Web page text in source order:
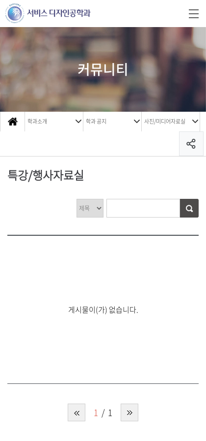
커뮤니티
학과소개 학과 공지 사진/미디어자료실
특강/행사자료실
게시물이(가) 없습니다.
1 1